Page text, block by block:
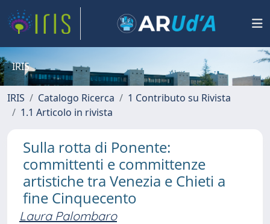
IRIS
IRIS Catalogo Ricerca
1 Contributo su Rivista
1.1 Articolo in rivista
Sulla rotta di Ponente:
committenti e committenze
artistiche tra Venezia e Chieti a
fine Cinquecento
Laura Palombaro